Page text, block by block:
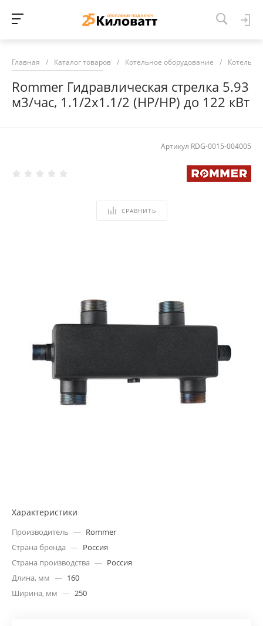
Главная / Каталог товаров / Котельное оборудование /
Rommer Гидравлическая стрелка 5.93
м3/час, 1.1/2х1.1/2 (НР/НР) до 122 кВт
Артикул RDG-0015-004005
СРАВНИТЬ
Характеристики
Производитель — Rommer
Страна бренда — Россия
Страна производства — Россия
Длина, мм — 160
Ширина, мм — 250